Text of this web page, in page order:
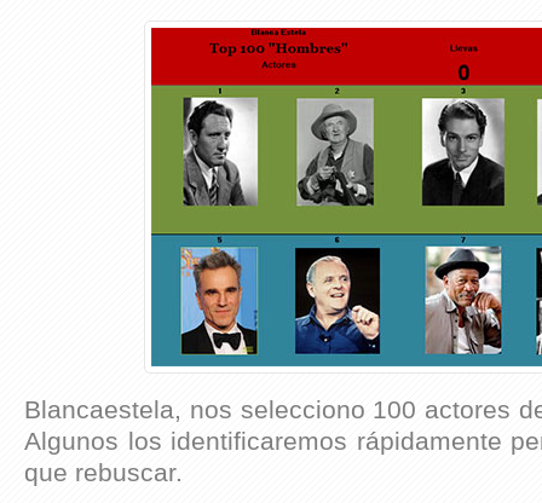
Blancaestela, nos selecciono 100 actores
Algunos los identificaremos rápidamente
que rebuscar.